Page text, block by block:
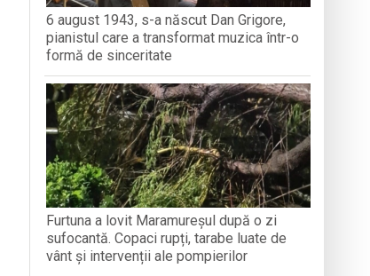
6 august 1943, s-a născut Dan Grigore,
pianistul care a transformat muzica într-o
formă de sinceritate
Furtuna a lovit Maramureșul după o zi
sufocantă. Copaci rupți, tarabe luate de
vânt și intervenții ale pompierilor